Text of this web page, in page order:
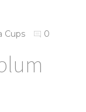
Cups 0